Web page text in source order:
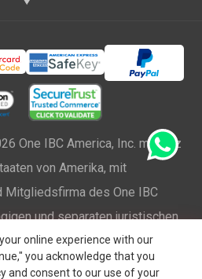
online experience with our
you acknowledge that you
and consent to our use of your
One IBC America, Inc. mit Sitz
von Amerika, mit
Mitgliedsfirma des One IBC
und separaten juristischen
® Group ("One IBC Limited
ist. Alle Rechte